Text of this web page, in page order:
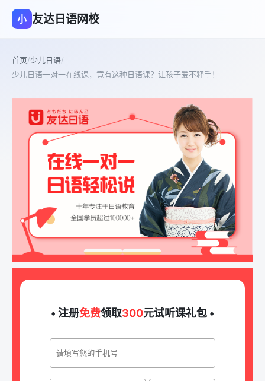
小 友达日语网校
首页/少儿日语/
少儿日语一对一在线课，竟有这种日语课？让孩子爱不释手！
• 注册免费领取300元试听课礼包 •